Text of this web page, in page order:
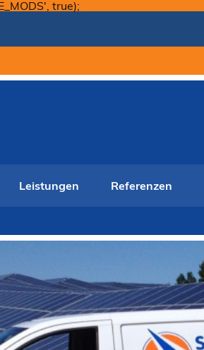
true);
Leistungen Referenzen